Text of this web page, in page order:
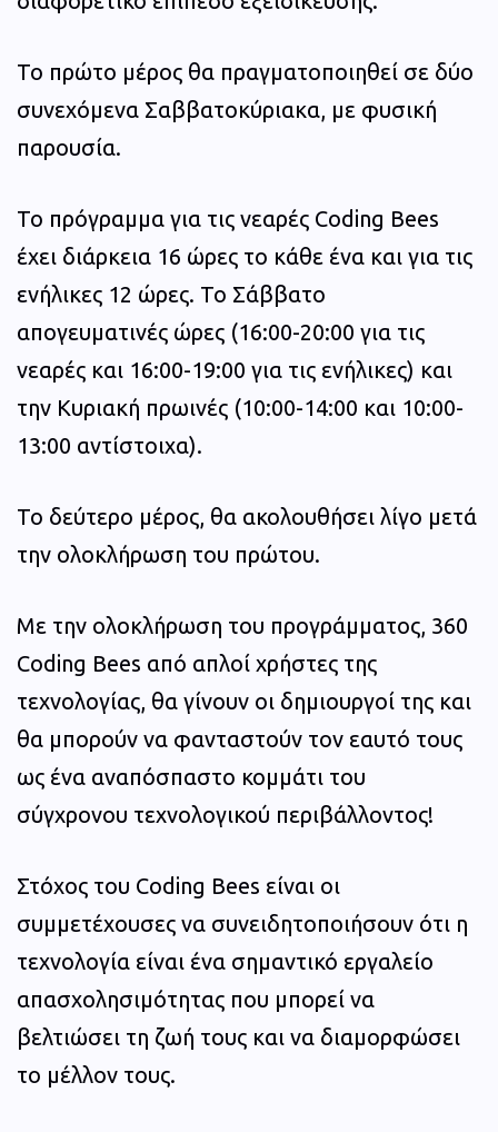
Το πρώτο μέρος θα πραγματοποιηθεί σε δύο
συνεχόμενα Σαββατοκύριακα, με φυσική
παρουσία.
Το πρόγραμμα για τις νεαρές Coding Bees
έχει διάρκεια 16 ώρες το κάθε ένα και για τις
ενήλικες 12 ώρες. Το Σάββατο
απογευματινές ώρες (16:00-20:00 για τις
νεαρές και 16:00-19:00 για τις ενήλικες) και
την Κυριακή πρωινές (10:00-14:00 και 10:00-
13:00 αντίστοιχα).
Το δεύτερο μέρος, θα ακολουθήσει λίγο μετά
την ολοκλήρωση του πρώτου.
Με την ολοκλήρωση του προγράμματος, 360
Coding Bees από απλοί χρήστες της
τεχνολογίας, θα γίνουν οι δημιουργοί της και
θα μπορούν να φανταστούν τον εαυτό τους
ως ένα αναπόσπαστο κομμάτι του
σύγχρονου τεχνολογικού περιβάλλοντος!
Στόχος του Coding Bees είναι οι
συμμετέχουσες να συνειδητοποιήσουν ότι η
τεχνολογία είναι ένα σημαντικό εργαλείο
απασχολησιμότητας που μπορεί να
βελτιώσει τη ζωή τους και να διαμορφώσει
το μέλλον τους.